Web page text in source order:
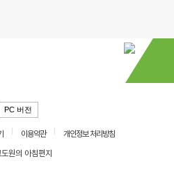
PC 버전
이용약관
개인정보 처리방침
원의 아침편지